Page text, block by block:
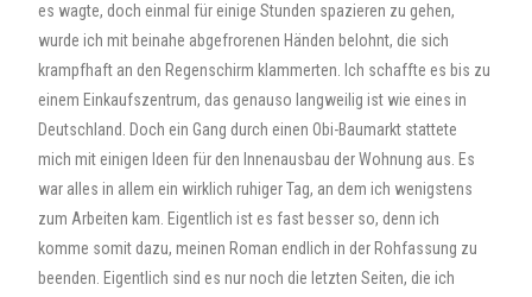
es wagte, doch einmal für einige Stunden spazieren zu gehen,
wurde ich mit beinahe abgefrorenen Händen belohnt, die sich
krampfhaft an den Regenschirm klammerten. Ich schaffte es bis zu
einem Einkaufszentrum, das genauso langweilig ist wie eines in
Deutschland. Doch ein Gang durch einen Obi-Baumarkt stattete
mich mit einigen Ideen für den Innenausbau der Wohnung aus. Es
war alles in allem ein wirklich ruhiger Tag, an dem ich wenigstens
zum Arbeiten kam. Eigentlich ist es fast besser so, denn ich
komme somit dazu, meinen Roman endlich in der Rohfassung zu
beenden. Eigentlich sind es nur noch die letzten Seiten, die ich